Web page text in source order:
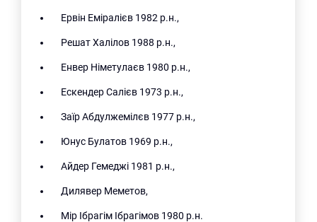
Ервін Еміралієв 1982 р.н.,
Решат Халілов 1988 р.н.,
Енвер Німетулаєв 1980 р.н.,
Ескендер Салієв 1973 р.н.,
Заїр Абдулжемілєв 1977 р.н.,
Юнус Булатов 1969 р.н.,
Айдер Гемеджі 1981 р.н.,
Дилявер Меметов,
Мір Ібрагім Ібрагімов 1980 р.н.